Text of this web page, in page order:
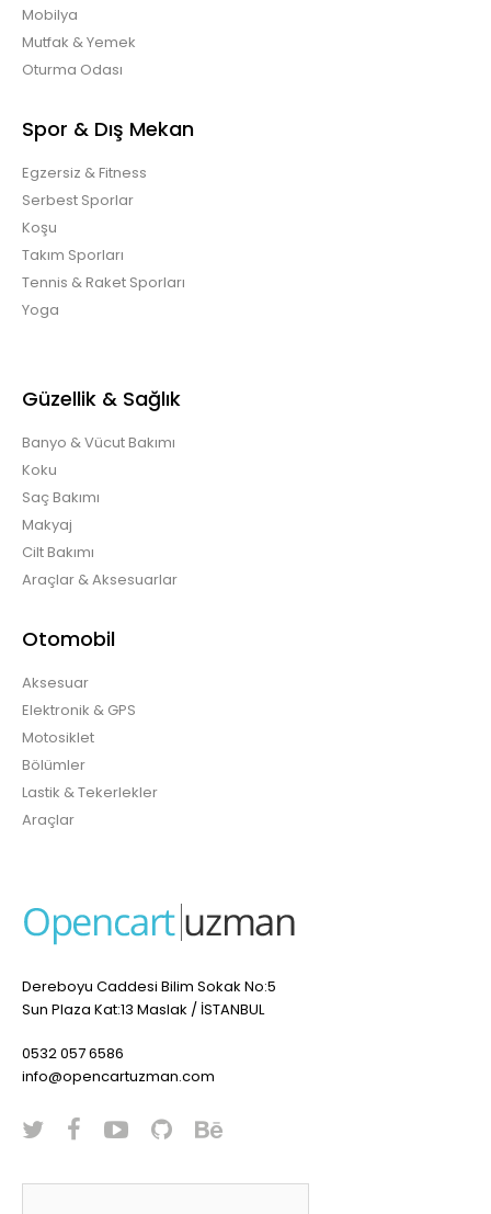
Mobilya
Mutfak & Yemek
Oturma Odası
Spor & Dış Mekan
Egzersiz & Fitness
Serbest Sporlar
Koşu
Takım Sporları
Tennis & Raket Sporları
Yoga
Güzellik & Sağlık
Banyo & Vücut Bakımı
Koku
Saç Bakımı
Makyaj
Cilt Bakımı
Araçlar & Aksesuarlar
Otomobil
Aksesuar
Elektronik & GPS
Motosiklet
Bölümler
Lastik & Tekerlekler
Araçlar
Dereboyu Caddesi Bilim Sokak No:5
Sun Plaza Kat:13 Maslak / İSTANBUL
0532 057 6586
info@opencartuzman.com